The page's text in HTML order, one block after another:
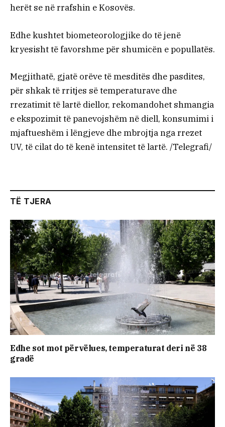
herët se në rrafshin e Kosovës.
Edhe kushtet biometeorologjike do të jenë
kryesisht të favorshme për shumicën e popullatës.
Megjithatë, gjatë orëve të mesditës dhe pasdites,
për shkak të rritjes së temperaturave dhe
rrezatimit të lartë diellor, rekomandohet shmangia
e ekspozimit të panevojshëm në diell, konsumimi i
mjaftueshëm i lëngjeve dhe mbrojtja nga rrezet
UV, të cilat do të kenë intensitet të lartë. /Telegrafi/
TË TJERA
Edhe sot mot përvëlues, temperaturat deri në 38
gradë